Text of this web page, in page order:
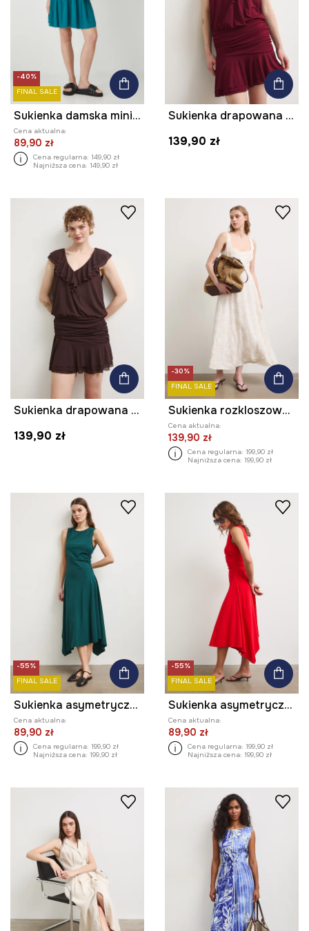
-40%
FINAL SALE
Sukienka damska mini z wiskozy kolor zielony
Cena aktualna:
89,90 zł
Cena regularna: 149,90 zł
Najniższa cena: 149,90 zł
Sukienka drapowana z falbaną
139,90 zł
Sukienka drapowana z falbaną
139,90 zł
-30%
FINAL SALE
Sukienka rozkloszowana z dodatkiem lnu
Cena aktualna:
139,90 zł
Cena regularna: 199,90 zł
Najniższa cena: 199,90 zł
-55%
FINAL SALE
Sukienka asymetryczna gładka
Cena aktualna:
89,90 zł
Cena regularna: 199,90 zł
Najniższa cena: 199,90 zł
-55%
FINAL SALE
Sukienka asymetryczna gładka
Cena aktualna:
89,90 zł
Cena regularna: 199,90 zł
Najniższa cena: 199,90 zł